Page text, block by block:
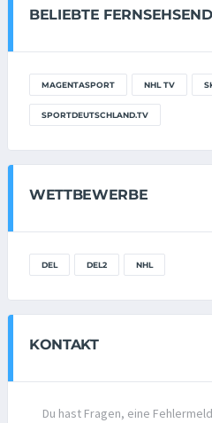
BELIEBTE
MAGENTASPORT NHL TV
SPORTDEUTSCHLAND.TV
WETTBEWERBE
DEL DEL2 NHL
KONTAKT
Du hast Fragen, eine